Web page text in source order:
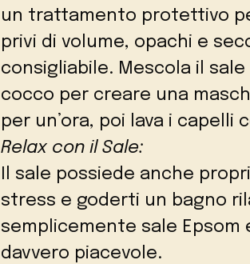
un trattamento protettivo
privi di volume, opachi e
consigliabile. Mescola il
cocco per creare una
per un’ora, poi lava i capelli
Relax con il Sale:
Il sale possiede anche
stress e goderti un bagno
semplicemente sale Epsom
davvero piacevole.